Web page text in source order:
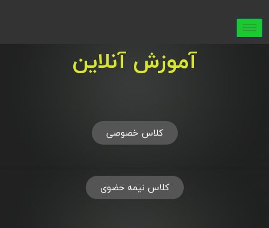
آموزش آنلاین
کلاس خصوصی
کلاس نیمه حضوی